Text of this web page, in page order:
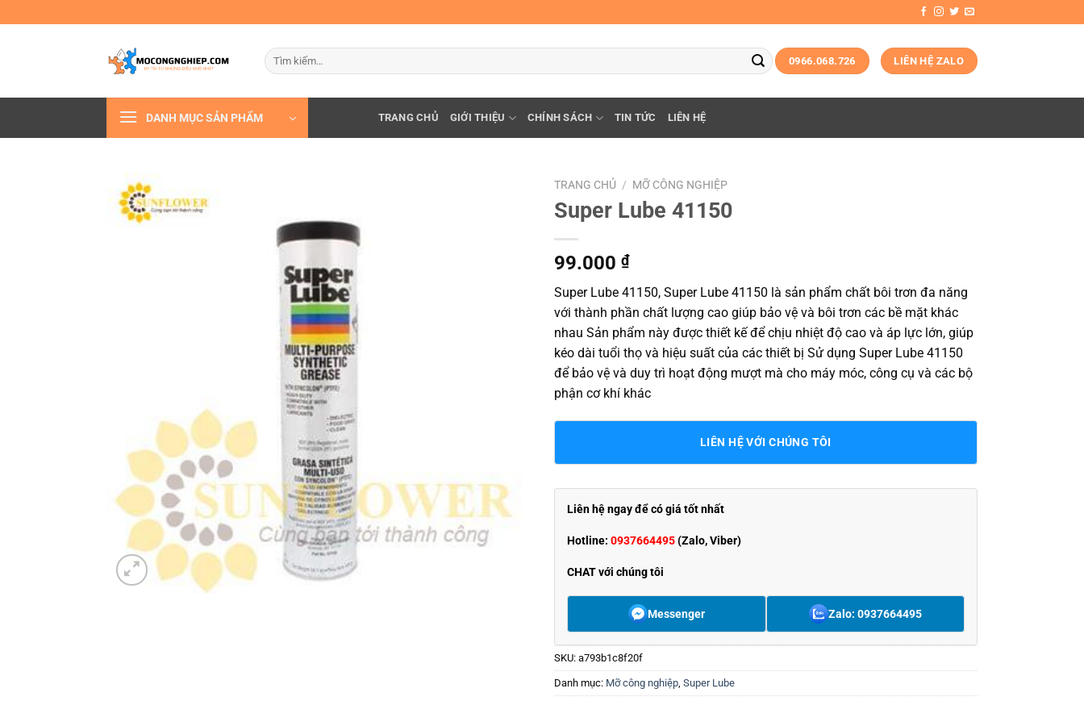
qua
Tìm
kiếm:
0966.068.726 LIÊN HỆ ZALO
DANH MỤC SẢN PHẨM TRANG CHỦ GIỚI THIỆU CHÍNH SÁCH TIN TỨC LIÊN HỆ
TRANG CHỦ / MỠ CÔNG NGHIỆP
Super Lube 41150
99.000 ₫
Super Lube 41150, Super Lube 41150 là sản phẩm chất bôi trơn đa năng
với thành phần chất lượng cao giúp bảo vệ và bôi trơn các bề mặt khác
nhau Sản phẩm này được thiết kế để chịu nhiệt độ cao và áp lực lớn, giúp
kéo dài tuổi thọ và hiệu suất của các thiết bị Sử dụng Super Lube 41150
để bảo vệ và duy trì hoạt động mượt mà cho máy móc, công cụ và các bộ
phận cơ khí khác
LIÊN HỆ VỚI CHÚNG TÔI
Liên hệ ngay để có giá tốt nhất
Hotline: 0937664495(Zalo, Viber)
CHAT với chúng tôi
Messenger Zalo: 0937664495
SKU: a793b1c8f20f
Danh mục: Mỡ công nghiệp, Super Lube